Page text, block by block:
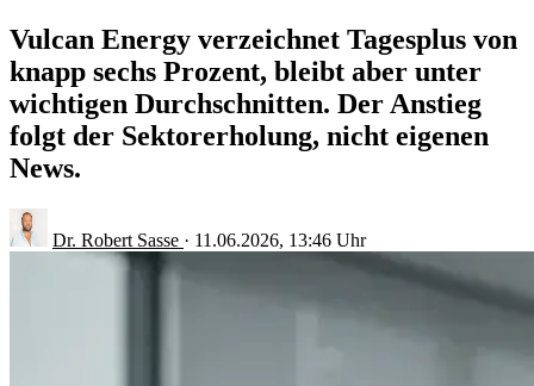
Vulcan Energy verzeichnet Tagesplus von
knapp sechs Prozent, bleibt aber unter
wichtigen Durchschnitten. Der Anstieg
folgt der Sektorerholung, nicht eigenen
News.
Dr. Robert Sasse · 11.06.2026, 13:46 Uhr